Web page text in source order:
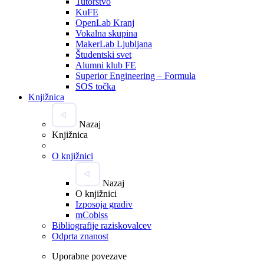
KuFE
OpenLab Kranj
Vokalna skupina
MakerLab Ljubljana
Študentski svet
Alumni klub FE
Superior Engineering – Formula
SOS točka
Knjižnica
Nazaj
Knjižnica
O knjižnici
Nazaj
O knjižnici
Izposoja gradiv
mCobiss
Bibliografije raziskovalcev
Odprta znanost
Uporabne povezave